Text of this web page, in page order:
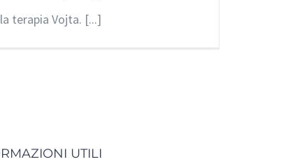
terapia Vojta. [...]
UTILI